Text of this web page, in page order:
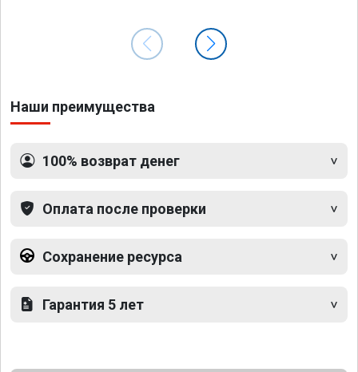
Наши преимущества
100% возврат денег
Оплата после проверки
Сохранение ресурса
Гарантия 5 лет